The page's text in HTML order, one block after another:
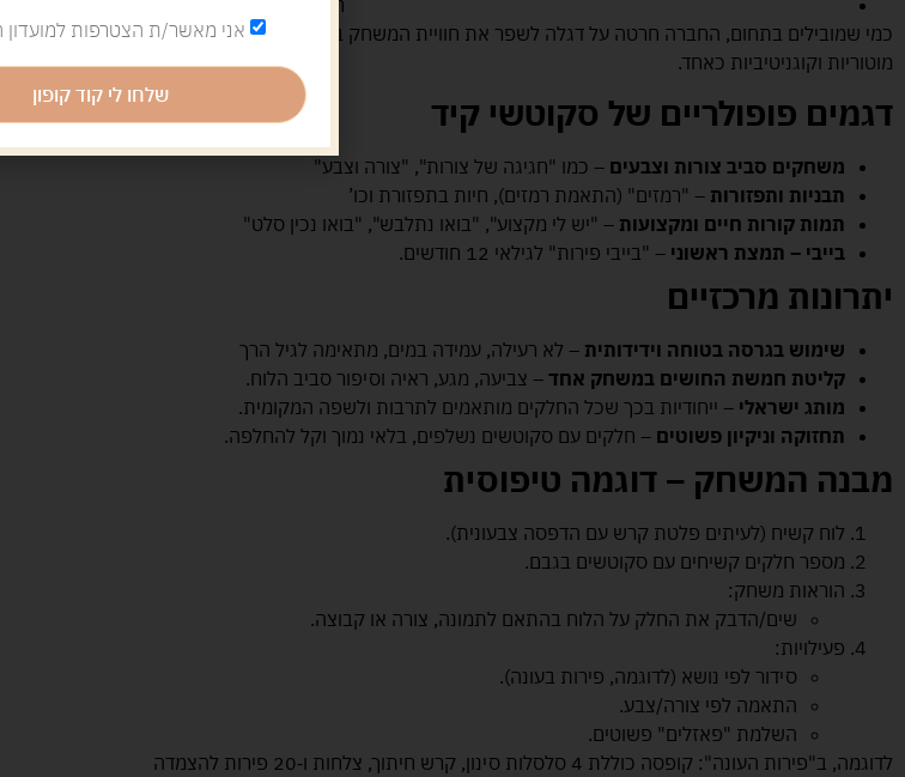
חשיבה סיבתית, סיווג, זיכרון ויצירתיות
כמי שמובילים בתחום, החברה חרטה על דגלה לשפר את חוויית המשחק בקרב ילדים צעירים, ובכך לשפר את יצר
מוטוריות וקוגניטיביות כאחד.
דגמים פופולריים של סקוטשי קיד
משחקים סביב צורות וצבעים – כמו "חגיגה של צורות", "צורה וצבע"
תבניות ותפזורות – "רמזים" (התאמת רמזים), חיות בתפזורת וכו’
תמות קורות חיים ומקצועות – "יש לי מקצוע", "בואו נתלבש", "בואו נכין סלט"
בייבי – תמצת ראשוני – "בייבי פירות" לגילאי 12 חודשים.
יתרונות מרכזיים
שימוש בגרסה בטוחה וידידותית – לא רעילה, עמידה במים, מתאימה לגיל הרך
קליטת חמשת החושים במשחק אחד – צביעה, מגע, ראיה וסיפור סביב הלוח.
מותג ישראלי – ייחודיות בכך שכל החלקים מותאמים לתרבות ולשפה המקומית.
תחזוקה וניקיון פשוטים – חלקים עם סקוטשים נשלפים, בלאי נמוך וקל להחלפה.
מבנה המשחק – דוגמה טיפוסית
לוח קשיח (לעיתים פלטת קרש עם הדפסה צבעונית).
מספר חלקים קשיחים עם סקוטשים בגבם.
הוראות משחק:
שים/הדבק את החלק על הלוח בהתאם לתמונה, צורה או קבוצה.
פעילויות:
סידור לפי נושא (לדוגמה, פירות בעונה).
התאמה לפי צורה/צבע.
השלמת "פאזלים" פשוטים.
לדוגמה, ב"פירות העונה": קופסה כוללת 4 סלסלות סינון, קרש חיתוך, צלחות ו‑20 פירות להצמדה
אני מאשר/ת הצטרפות למועדון
שלחו לי קוד קופון